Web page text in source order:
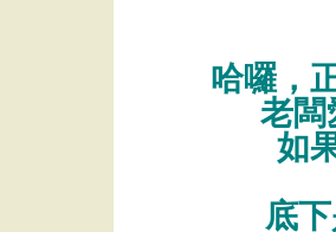
哈囉，
老闆
如
底